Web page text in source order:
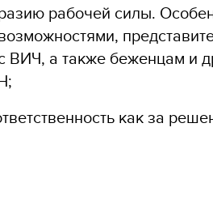
рабочей силы.
а также беженцам и
как за